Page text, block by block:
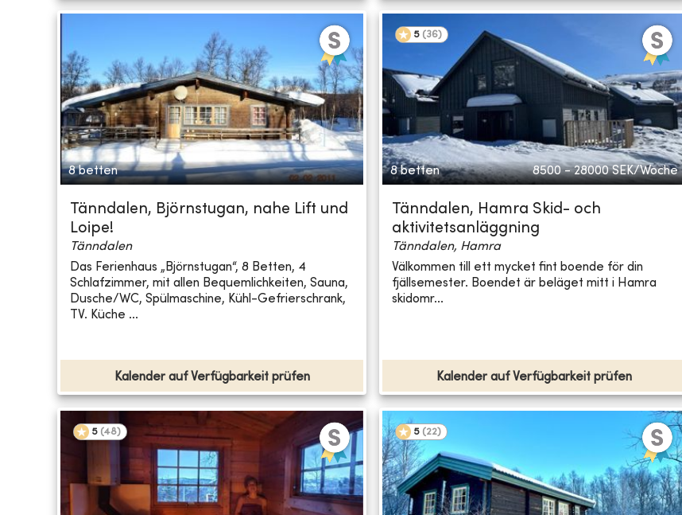
8 betten
Tänndalen, Björnstugan, nahe Lift und
Loipe!
Tänndalen
Das Ferienhaus „Björnstugan“, 8 Betten, 4
Schlafzimmer, mit allen Bequemlichkeiten, Sauna,
Dusche/WC, Spülmaschine, Kühl-Gefrierschrank,
TV. Küche ...
Kalender auf Verfügbarkeit prüfen
5 (36)
8 betten 8500 - 28000 SEK/Woche
Tänndalen, Hamra Skid- och
aktivitetsanläggning
Tänndalen, Hamra
Välkommen till ett mycket fint boende för din
fjällsemester. Boendet är beläget mitt i Hamra
skidomr...
Kalender auf Verfügbarkeit prüfen
5 (48) 5 (22)